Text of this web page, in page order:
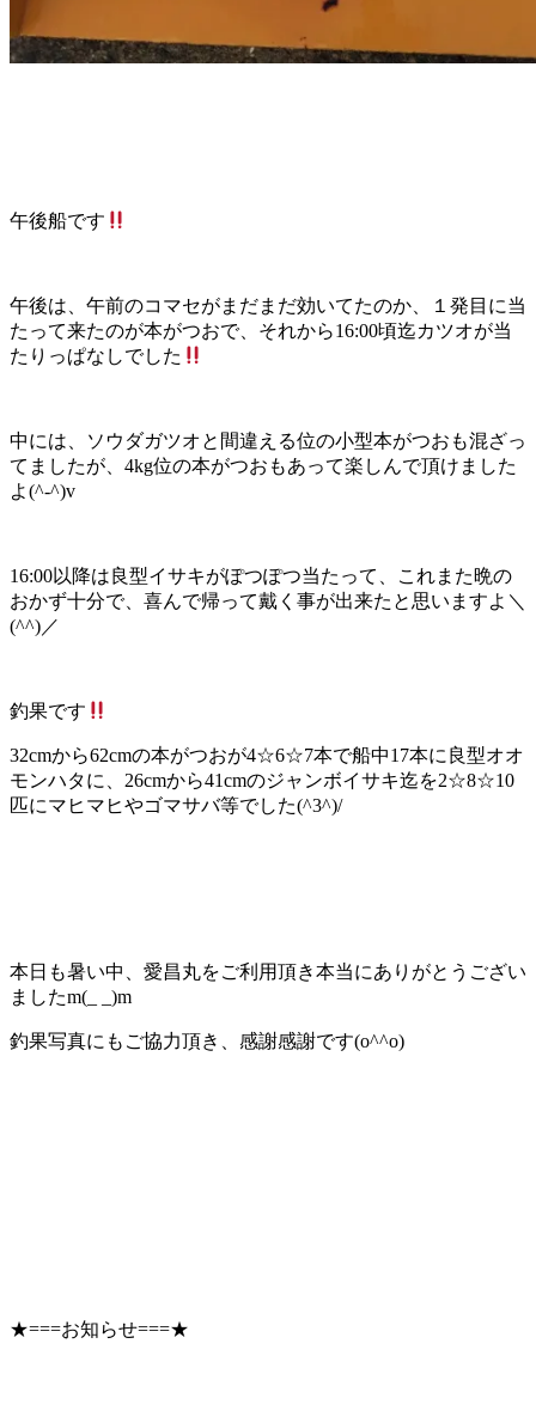
午後船です
午後は、午前のコマセがまだまだ効いてたのか、１発目に当
たって来たのが本がつおで、それから16:00頃迄カツオが当
たりっぱなしでした
中には、ソウダガツオと間違える位の小型本がつおも混ざっ
てましたが、4kg位の本がつおもあって楽しんで頂けました
よ(^-^)v
16:00以降は良型イサキがぽつぽつ当たって、これまた晩の
おかず十分で、喜んで帰って戴く事が出来たと思いますよ＼
(^^)／
釣果です
32cmから62cmの本がつおが4☆6☆7本で船中17本に良型オオ
モンハタに、26cmから41cmのジャンボイサキ迄を2☆8☆10
匹にマヒマヒやゴマサバ等でした(^3^)/
本日も暑い中、愛昌丸をご利用頂き本当にありがとうござい
ましたm(_ _)m
釣果写真にもご協力頂き、感謝感謝です(o^^o)
★===お知らせ===★